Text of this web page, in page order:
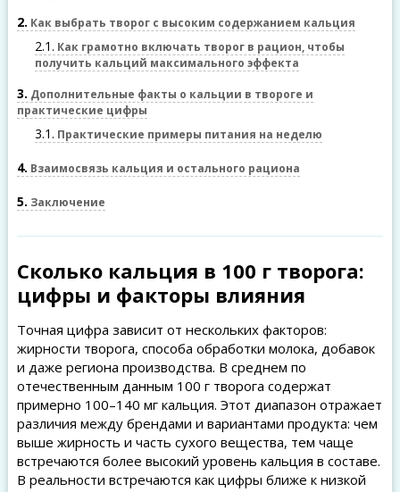
2 Как выбрать творог с высоким содержанием кальция
2.1 Как грамотно включать творог в рацион, чтобы
получить кальций максимального эффекта
3 Дополнительные факты о кальции в твороге и
практические цифры
3.1 Практические примеры питания на неделю
4 Взаимосвязь кальция и остального рациона
5 Заключение
Сколько кальция в 100 г творога:
цифры и факторы влияния
Точная цифра зависит от нескольких факторов:
жирности творога, способа обработки молока, добавок
и даже региона производства. В среднем по
отечественным данным 100 г творога содержат
примерно 100–140 мг кальция. Этот диапазон отражает
различия между брендами и вариантами продукта: чем
выше жирность и часть сухого вещества, тем чаще
встречаются более высокий уровень кальция в составе.
В реальности встречаются как цифры ближе к низкой